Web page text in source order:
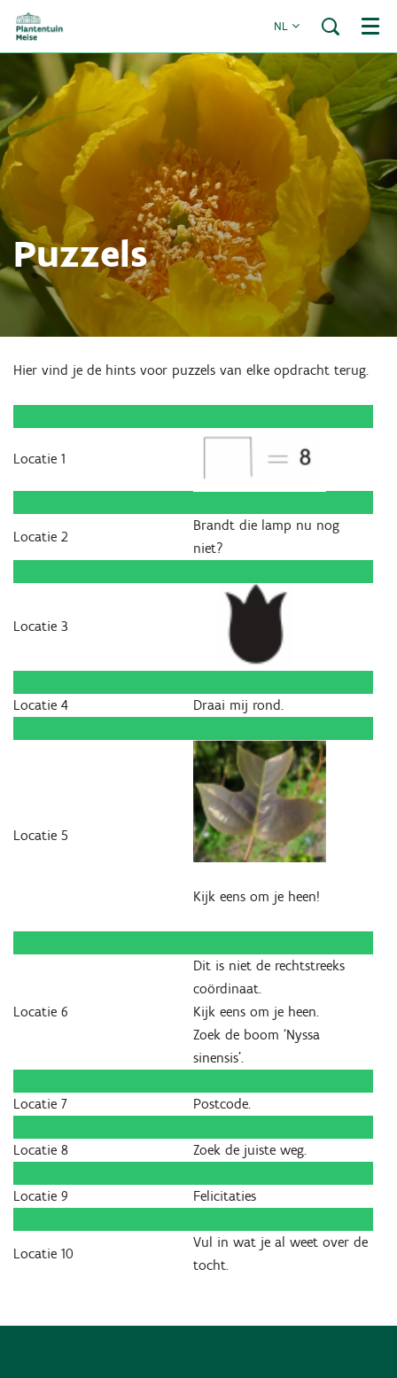
NL Menu
Puzzels
Hier vind je de hints voor puzzels van elke opdracht terug.
Locatie 1
Locatie 2
Brandt die lamp nu nog
niet?
Locatie 3
Locatie 4 Draai mij rond.
Locatie 5
Kijk eens om je heen!
Locatie 6
Dit is niet de rechtstreeks
coördinaat.
Kijk eens om je heen.
Zoek de boom ‘Nyssa
sinensis’.
Locatie 7 Postcode.
Locatie 8 Zoek de juiste weg.
Locatie 9 Felicitaties
Locatie 10
Vul in wat je al weet over de
tocht.